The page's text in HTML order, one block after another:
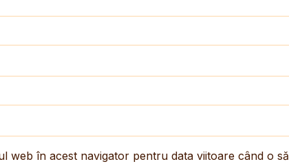
web în acest navigator pentru data viitoare când o să